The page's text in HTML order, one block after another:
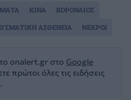
onalert.gr στο Google
πρώτοι όλες τις ειδήσεις
ΚΙΝΑ
ΚΟΡΟΝΑΙΟΣ
ΑΣΘΕΝΕΙΑ ΝΕΚΡΟΙ